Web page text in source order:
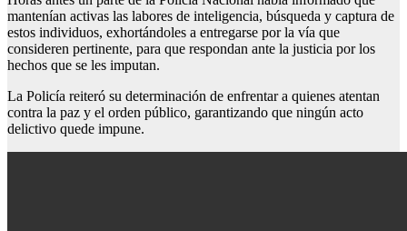
mantenían activas las labores de inteligencia, búsqueda y captura de
estos individuos, exhortándoles a entregarse por la vía que
consideren pertinente, para que respondan ante la justicia por los
hechos que se les imputan.
La Policía reiteró su determinación de enfrentar a quienes atentan
contra la paz y el orden público, garantizando que ningún acto
delictivo quede impune.